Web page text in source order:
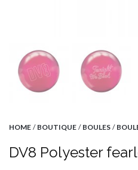
HOME / BOUTIQUE / BOULES /
DV8 Polyester